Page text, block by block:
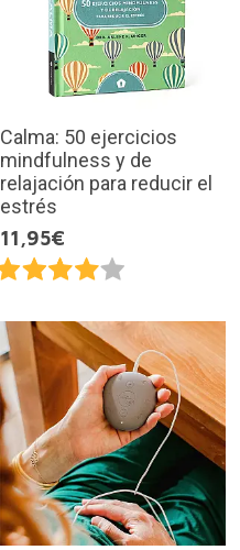
Calma: 50 ejercicios
mindfulness y de
relajación para reducir el
estrés
11,95€